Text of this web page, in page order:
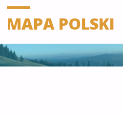
MAPA POLSKI